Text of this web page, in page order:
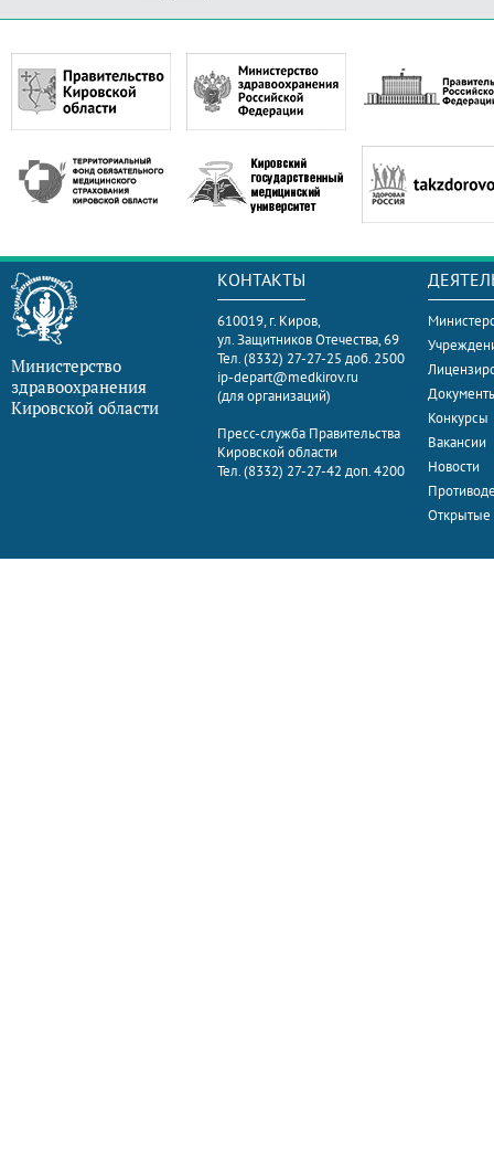
Министерство
здравоохранения
Кировской области
КОНТАКТЫ
610019, г. Киров,
ул. Защитников Отечества, 69
Тел. (8332) 27-27-25 доб. 2500
ip-depart@medkirov.ru
(для организаций)
Пресс-служба Правительства
Кировской области
Тел. (8332) 27-27-42 доп. 4200
Конкурсы
Вакансии
Новости